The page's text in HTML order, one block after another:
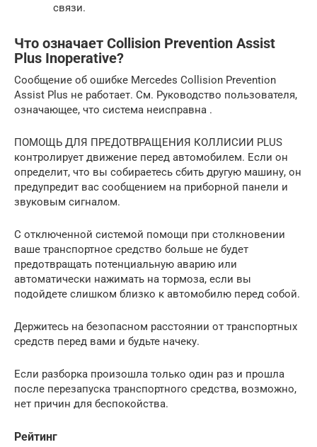
связи.
Что означает Collision Prevention Assist
Plus Inoperative?
Сообщение об ошибке Mercedes Collision Prevention
Assist Plus не работает. См. Руководство пользователя,
означающее, что система неисправна .
ПОМОЩЬ ДЛЯ ПРЕДОТВРАЩЕНИЯ КОЛЛИСИИ PLUS
контролирует движение перед автомобилем. Если он
определит, что вы собираетесь сбить другую машину, он
предупредит вас сообщением на приборной панели и
звуковым сигналом.
С отключенной системой помощи при столкновении
ваше транспортное средство больше не будет
предотвращать потенциальную аварию или
автоматически нажимать на тормоза, если вы
подойдете слишком близко к автомобилю перед собой.
Держитесь на безопасном расстоянии от транспортных
средств перед вами и будьте начеку.
Если разборка произошла только один раз и прошла
после перезапуска транспортного средства, возможно,
нет причин для беспокойства.
Рейтинг